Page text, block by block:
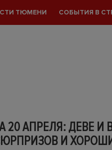
ТЮМЕНИ СОБЫТИЯ В
20 АПРЕЛЯ: ДЕВЕ И
И